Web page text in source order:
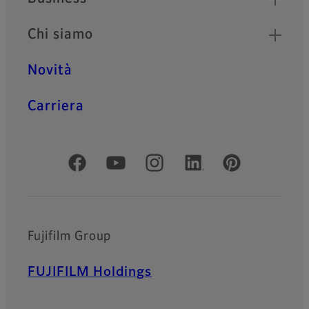
Chi siamo
Novità
Carriera
Social media ufficiali
Fujifilm Group
FUJIFILM Holdings